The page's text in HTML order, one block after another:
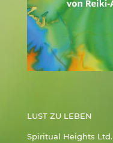
LUST ZU LEBEN
Spiritual Heights Ltd.